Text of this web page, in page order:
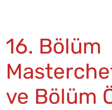
16. Bölüm
ve Bölüm